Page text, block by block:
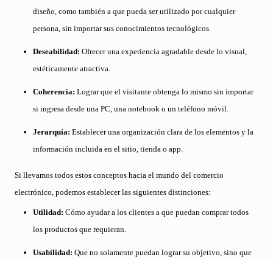
diseño, como también a que pueda ser utilizado por cualquier
persona, sin importar sus conocimientos tecnológicos.
Deseabilidad:Ofrecer una experiencia agradable desde lo visual,
estéticamente atractiva.
Coherencia:Lograr que el visitante obtenga lo mismo sin importar
si ingresa desde una PC, una notebook o un teléfono móvil.
Jerarquía:Establecer una organización clara de los elementos y la
información incluida en el sitio, tienda o app.
Si llevamos todos estos conceptos hacia el mundo del comercio
electrónico, podemos establecer las siguientes distinciones:
Utilidad: Cómo ayudar a los clientes a que puedan comprar todos
los productos que requieran.
Usabilidad: Que no solamente puedan lograr su objetivo, sino que